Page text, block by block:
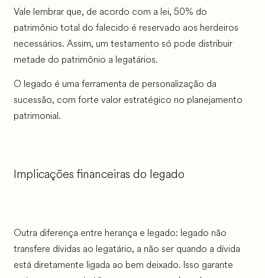
Vale lembrar que, de acordo com a lei, 50% do
patrimônio total do falecido é reservado aos herdeiros
necessários. Assim, um testamento só pode distribuir
metade do patrimônio a legatários.
O legado é uma ferramenta de personalização da
sucessão, com forte valor estratégico no planejamento
patrimonial.
Implicações financeiras do legado
Outra diferença entre herança e legado: legado não
transfere dívidas ao legatário, a não ser quando a dívida
está diretamente ligada ao bem deixado. Isso garante